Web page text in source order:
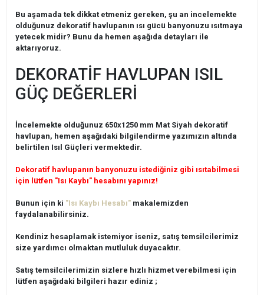
Bu aşamada tek dikkat etmeniz gereken, şu an incelemekte
olduğunuz dekoratif havlupanın ısı gücü banyonuzu ısıtmaya
yetecek midir? Bunu da hemen aşağıda detayları ile
aktarıyoruz.
DEKORATİF HAVLUPAN ISIL
GÜÇ DEĞERLERİ
İncelemekte olduğunuz 650x1250 mm Mat Siyah dekoratif
havlupan, hemen aşağıdaki bilgilendirme yazımızın altında
belirtilen Isıl Güçleri vermektedir.
Dekoratif havlupanın banyonuzu istediğiniz gibi ısıtabilmesi
için lütfen "Isı Kaybı" hesabını yapınız!
Bunun için ki "Isı Kaybı Hesabı" makalemizden
faydalanabilirsiniz.
Kendiniz hesaplamak istemiyor iseniz, satış temsilcilerimiz
size yardımcı olmaktan mutluluk duyacaktır.
Satış temsilcilerimizin sizlere hızlı hizmet verebilmesi için
lütfen aşağıdaki bilgileri hazır ediniz ;